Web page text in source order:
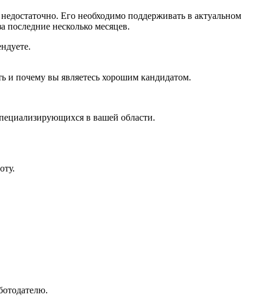
Его необходимо поддерживать в актуальном
несколько месяцев.
и почему вы являетесь хорошим кандидатом.
в вашей области.